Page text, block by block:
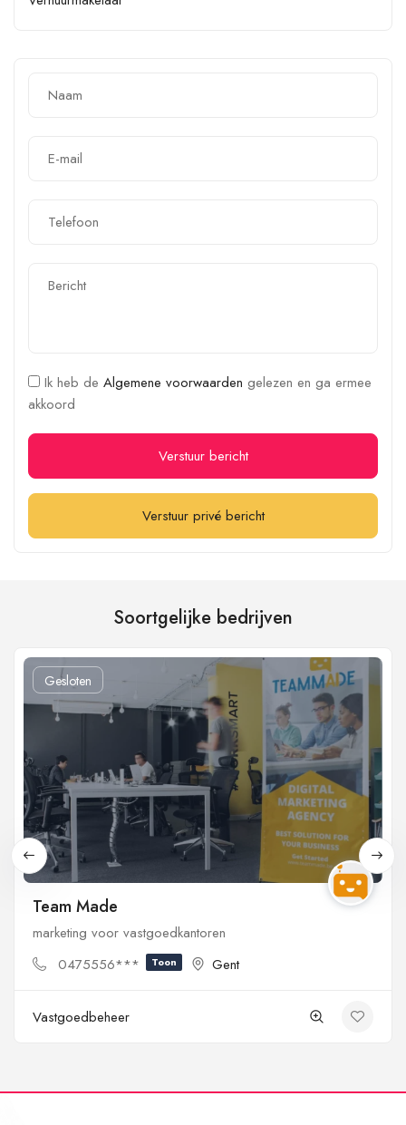
Ik heb de Algemene voorwaarden gelezen en ga ermee
akkoord
Verstuur bericht
Verstuur privé bericht
Soortgelijke bedrijven
Gesloten
Team Made
marketing voor vastgoedkantoren
0475556***
Toon Gent
Vastgoedbeheer